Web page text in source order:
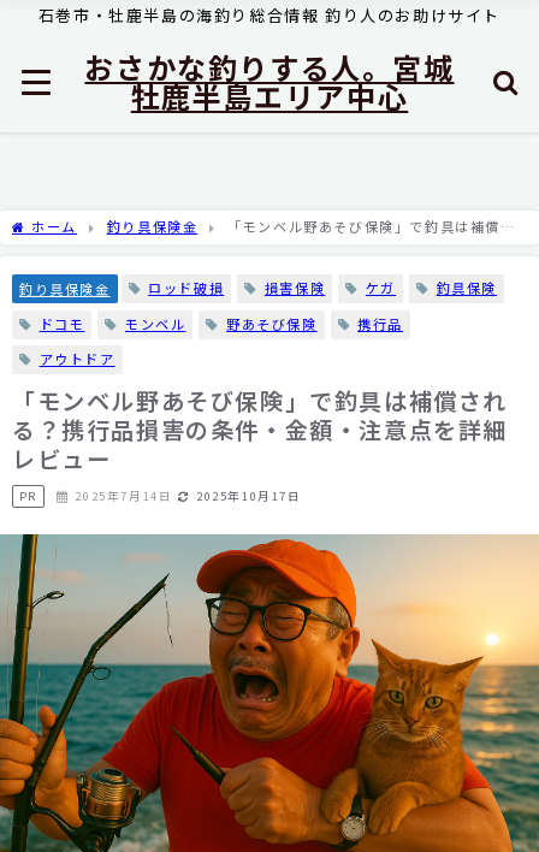
石巻市・牡鹿半島の海釣り総合情報 釣り人のお助けサイト
おさかな釣りする人。宮城
牡鹿半島エリア中心
ホーム 釣り具保険金
「モンベル野あそび保険」で釣具は補償さ
釣り具保険金 ロッド破損 損害保険 ケガ
釣具保険
ドコモ
モンベル 野あそび保険
携行品
アウトドア
「モンベル野あそび保険」で釣具は補償され
る？携行品損害の条件・金額・注意点を詳細
レビュー
PR 2025年7月14日 2025年10月17日